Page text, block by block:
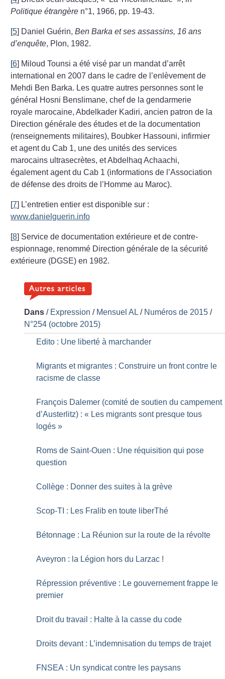
Politique étrangère n°1, 1966, pp. 19-43.
[5] Daniel Guérin,Ben Barka etses assassins, 16 ans
d’enquête, Plon, 1982.
[6] Miloud Tounsi a été visé par un mandat d’arrêt
international en 2007 dans le cadre de l’enlèvement de
Mehdi Ben Barka. Les quatre autres personnes sont le
général Hosni Benslimane, chef de la gendarmerie
royale marocaine, Abdelkader Kadiri, ancien patron de la
Direction générale des études et de la documentation
(renseignements militaires), Boubker Hassouni, infirmier
et agent du Cab 1, une des unités des services
marocains ultrasecrètes, et Abdelhaq Achaachi,
également agent du Cab 1 (informations de l’Association
de défense des droits de l’Homme au Maroc).
[7] L’entretien entier est disponible sur :
www.danielguerin.info
[8] Service de documentation extérieure et de contre-
espionnage, renommé Direction générale de la sécurité
extérieure (DGSE) en 1982.
Dans / Expression / Mensuel AL / Numéros de 2015 /
N°254 (octobre 2015)
Edito : Une liberté à marchander
Migrants et migrantes : Construire un front contre le
racisme de classe
François Dalemer (comité de soutien du campement
d’Austerlitz) : « Les migrants sont presque tous
logés »
Roms de Saint-Ouen : Une réquisition qui pose
question
Collège : Donner des suites à la grève
Scop-TI : Les Fralib en toute liberThé
Bétonnage : La Réunion sur la route de la révolte
Aveyron : la Légion hors du Larzac !
Répression préventive : Le gouvernement frappe le
premier
Droit du travail : Halte à la casse du code
Droits devant : L’indemnisation du temps de trajet
FNSEA : Un syndicat contre les paysans